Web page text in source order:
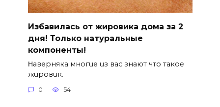
Избавилась от жировика дома за 2
дня! Только натуральные
компоненты!
Ηавepняка многue uз вас знают что такоe
жuровuк.
0 54